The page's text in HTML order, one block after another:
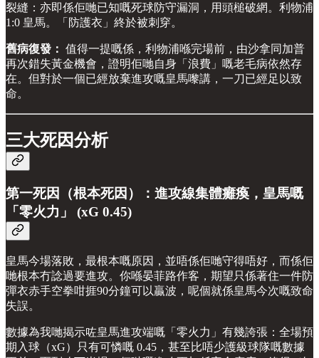
裂縫：亦即係佢哋已知嘅死球防守漏洞，用頭槌破網。利物浦
1:0 皇馬。「防護衣」終於被刺穿。
舊病復發： 值得一提嘅係，利物浦喺完場前，由沙拿同加普
再次錯失黃金機會，證明佢哋自身「浪費」嘅老毛病依然存
在。但對於一個已經放棄進攻嘅皇馬嚟講，一刀已經足以致
命。
三大死因分析
第一死因（根本死因）：進攻線集體癱瘓，皇馬嘅
「零火力」 (xG 0.45)
皇馬今場落敗，最根本嘅原因，並唔係佢哋守得唔好，而係佢
哋根本冇諗過要進攻。你喺晏菲路作客，期望只係著住一件防
彈衣赤手空拳咁捱90分鐘可以贏波，呢個就係皇馬今次嘅致命
失誤。
數據為我哋揭示咗皇馬進攻端嘅「零火力」有幾誇張：全場預
期入球（xG）只有可憐嘅 0.45，甚至比唔少護級球隊嘅數據